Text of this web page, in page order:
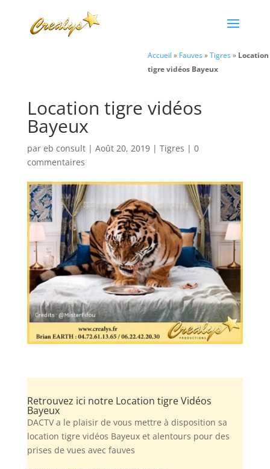
Accueil » Fauves»Tigres» Location
tigre vidéos Bayeux
Location tigre vidéos
Bayeux
par eb consult| Août 20, 2019| Tigres | 0
commentaires
Retrouvez ici notre Location tigre Vidéos
Bayeux
DACTV a le plaisir de vous mettre à disposition sa
location tigre vidéos Bayeux et alentours pour des
prises de vues avec fauves